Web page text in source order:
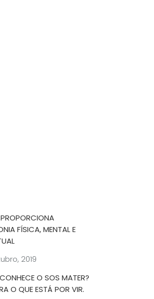
FÍSICA, MENTAL E
2019
O SOS MATER?
O QUE ESTÁ POR VIR.